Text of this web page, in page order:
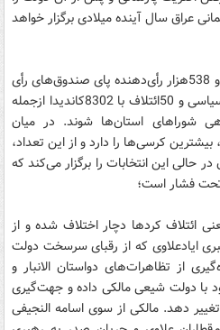
عراق سال آینده میلادی برگزار خواهد
در انتخابات امروز عراق، 13میلیون و 538هزار رأی‌دهنده پای صندوق‌های رأی
خواهند رفت تا از میان 265گروه سیاسی و 50ائتلاف با 8302کاندیدا ازجمله
زن، 117نامزد راهی شوراهای استان‌ها شوند. در میان
بغداد با 58کرسی، بیشترین کرسی‌ها را دارد و از این تعداد،
حالی این انتخابات را برگزار می‌کند که
فشار است؛
ائتلاف کردها دچار اختلاف شده و از
ایادعلاوی که از رقبای سرسخت دولت
از تظاهرات‌های دواستان الانبار و
با دولت شیعی مالکی داده و جهت‌گیری
دهد. مالکی از سوی اسامه النجیفی